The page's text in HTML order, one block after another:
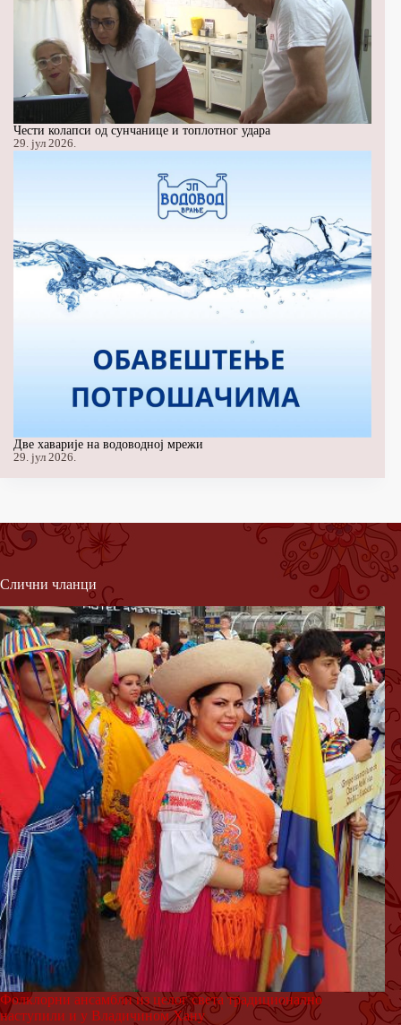
Чести колапси од сунчанице и топлотног удара
29. јул 2026.
Две хаварије на водоводној мрежи
29. јул 2026.
Слични чланци
Фолклорни ансамбли из целог света традиционално
наступили и у Владичином Хану